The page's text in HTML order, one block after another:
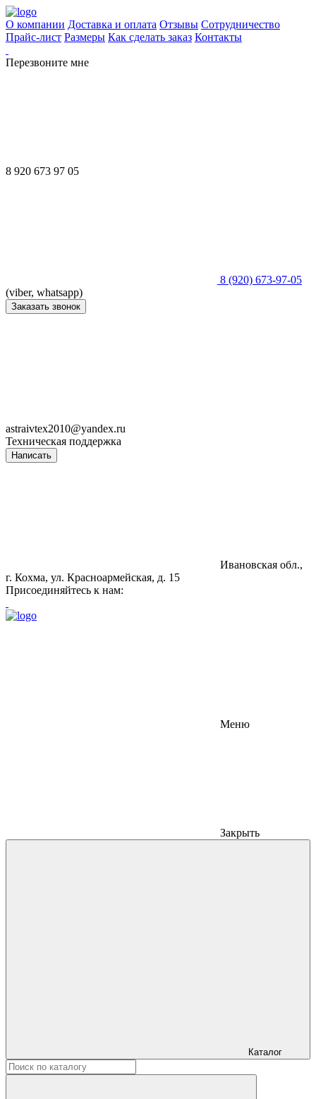
О компании Доставка и оплата Отзывы Сотрудничество
Прайс-лист Размеры Как сделать заказ Контакты
Перезвоните мне
8 920 673 97 05
8 (920) 673-97-05
(viber, whatsapp)
Заказать звонок
astraivtex2010@yandex.ru
Техническая поддержка
Написать
Ивановская обл.,
г. Кохма, ул. Красноармейская, д. 15
Присоединяйтесь к нам:
Меню
Закрыть
Каталог